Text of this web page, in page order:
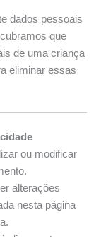
dados pessoais
que
de uma criança
eliminar essas
ou modificar
alterações
nesta página